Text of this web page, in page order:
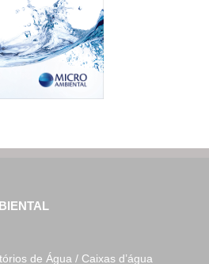
de Água / Caixas d’água